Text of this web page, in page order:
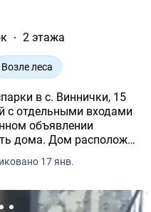
2 этажа
Возле леса
в с. Виннички, 15
с отдельными входами
объявлении
видом.
17 янв.